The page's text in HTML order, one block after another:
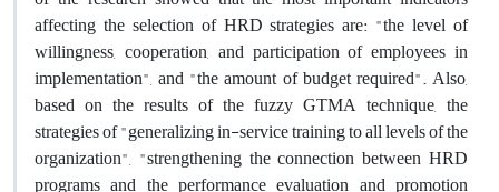
affecting the selection of HRD strategies are: "the level of
willingness, cooperation, and participation of employees in
implementation", and "the amount of budget required". Also,
based on the results of the fuzzy GTMA technique, the
strategies of "generalizing in-service training to all levels of the
organization", "strengthening the connection between HRD
programs and the performance evaluation and promotion